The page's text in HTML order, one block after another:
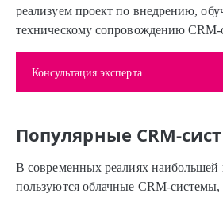
реализуем проект по внедрению,
техническому сопровождению
Консультация эксперта
Популярные CRM-
В современных реалиях наибольшей
пользуются облачные CRM-